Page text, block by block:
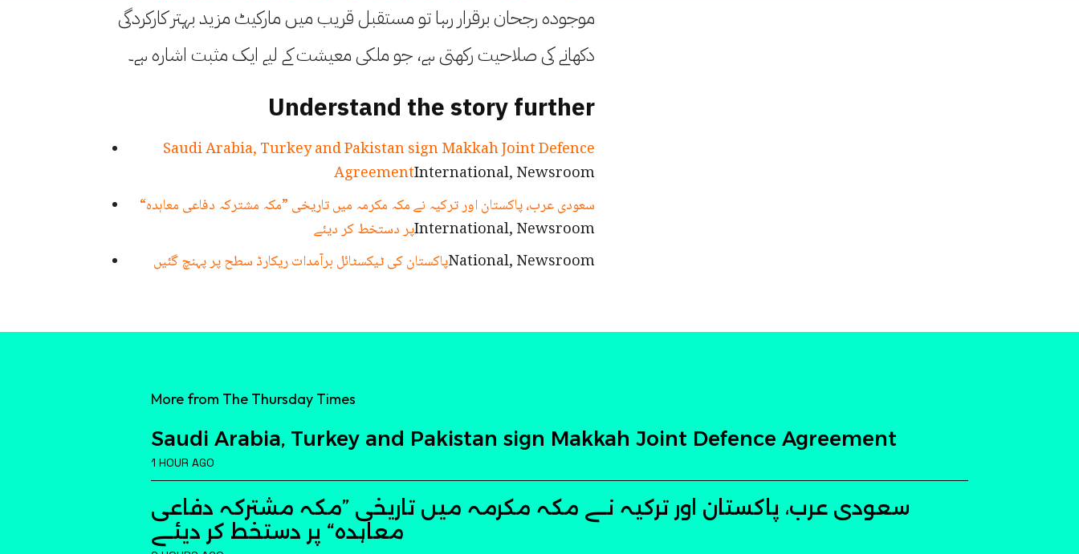
موجودہ رجحان برقرار رہا تو مستقبل قریب میں مارکیٹ مزید بہتر کارکردگی
دکھانے کی صلاحیت رکھتی ہے، جو ملکی معیشت کے لیے ایک مثبت اشارہ ہے۔
Understand the story further
Saudi Arabia, Turkey and Pakistan sign Makkah Joint Defence
AgreementInternational, Newsroom
سعودی عرب، پاکستان اور ترکیہ نے مکہ مکرمہ میں تاریخی ”مکہ مشترکہ دفاعی معاہدہ“
پر دستخط کر دیئےInternational, Newsroom
پاکستان کی ٹیکسٹائل برآمدات ریکارڈ سطح پر پہنچ گئیںNational, Newsroom
More from The Thursday Times
Saudi Arabia, Turkey and Pakistan sign Makkah Joint Defence Agreement
1 HOUR AGO
سعودی عرب، پاکستان اور ترکیہ نے مکہ مکرمہ میں تاریخی ”مکہ مشترکہ دفاعی
معاہدہ“ پر دستخط کر دیئے